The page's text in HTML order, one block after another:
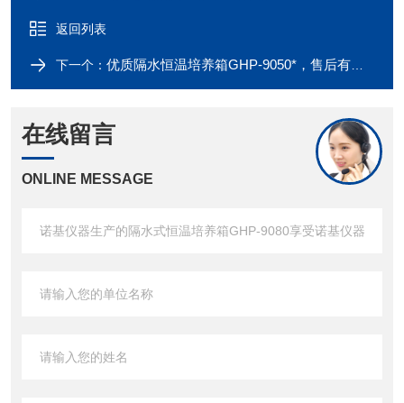
返回列表
下一个： 优质隔水恒温培养箱GHP-9050*，售后有保障
在线留言
ONLINE MESSAGE